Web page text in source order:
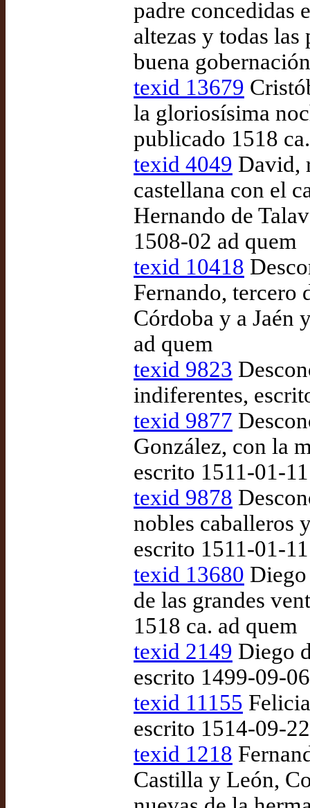
padre concedidas
altezas y todas las
buena
texid 13679
la gloriosísima
publicado 1518
texid 4049 David,
castellana con el
Hernando de
1508-02 ad quem
texid 10418
Fernando, tercero
Córdoba y a Jaén
ad quem
texid 9823
indiferentes,
texid 9877
González, con la
escrito 1511-01-
texid 9878
nobles caballeros
escrito 1511-01-
texid 13680
de las grandes
1518 ca. ad quem
texid 2149 Diego
escrito 1499-09-
texid 11155
escrito 1514-09-
texid 1218
Castilla y León,